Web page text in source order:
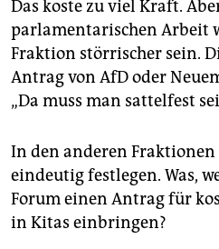
Das koste zu viel Kraft.
parlamentarischen Arbeit
Fraktion störrischer sein.
Antrag von AfD oder
„Da muss man sattelfest
In den anderen
eindeutig festlegen. Was,
Forum einen Antrag für
in Kitas einbringen?